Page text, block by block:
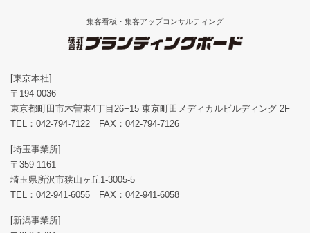
集客看板・集客アップコンサルティング
[東京本社]
〒194-0036
東京都町田市木曽東4丁目26−15 東京町田メディカルビルディング 2F
TEL： 042-794-7122 FAX：042-794-7126
[埼玉事業所]
〒359-1161
埼玉県所沢市狭山ヶ丘1-3005-5
TEL： 042-941-6055 FAX：042-941-6058
[新潟事業所]